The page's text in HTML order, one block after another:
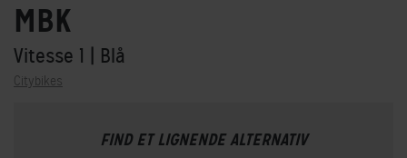
MBK
Vitesse 1 | Blå
Citybikes
FIND ET LIGNENDE ALTERNATIV